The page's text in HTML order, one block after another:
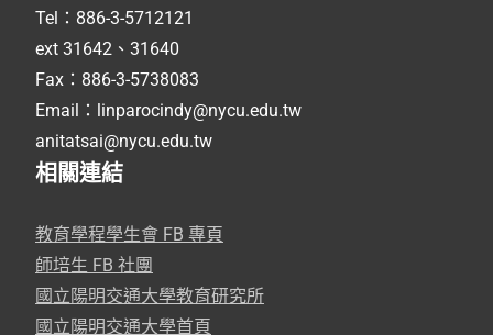
Tel：886-3-5712121
ext 31642、31640
Fax：886-3-5738083
Email：linparocindy@nycu.edu.tw
anitatsai@nycu.edu.tw
相關連結
教育學程學生會 FB 專頁
師培生 FB 社團
國立陽明交通大學教育研究所
國立陽明交通大學首頁